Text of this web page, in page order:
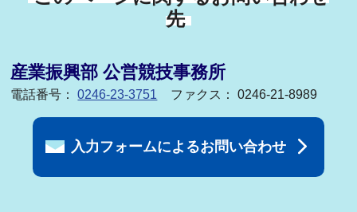
先
産業振興部 公営競技事務所
電話番号：0246-23-3751 ファクス： 0246-21-8989
入力フォームによるお問い合わせ